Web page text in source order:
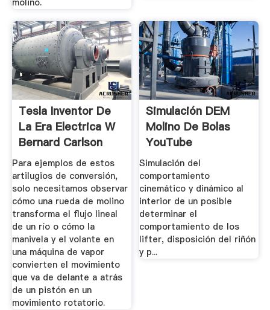
molino.
Tesla Inventor De
La Era Electrica W
Bernard Carlson
Para ejemplos de estos
artilugios de conversión,
solo necesitamos observar
cómo una rueda de molino
transforma el flujo lineal
de un río o cómo la
manivela y el volante en
una máquina de vapor
convierten el movimiento
que va de delante a atrás
de un pistón en un
movimiento rotatorio.
Simulación DEM
Molino De Bolas
YouTube
Simulación del
comportamiento
cinemático y dinámico al
interior de un posible
determinar el
comportamiento de los
lifter, disposición del riñón
y p...